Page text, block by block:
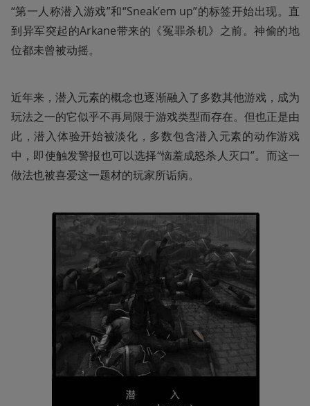
“第一人称潜入游戏”和“Sneak’em up”的标签开始出现。直
到异军突起的Arkane带来的《冤罪杀机》之前。神偷的地
位都未曾被动摇。
近年来，潜入元素的概念也逐渐融入了多数其他游戏，成为
玩法之一的它似乎不再局限于游戏类型而存在。但也正是由
此，潜入体验开始被淡化，多数包含潜入元素的动作游戏
中，即使触发警报也可以选择“恼羞成怒杀人灭口”。而这一
做法也被喜爱这一题材的玩家所诟病。